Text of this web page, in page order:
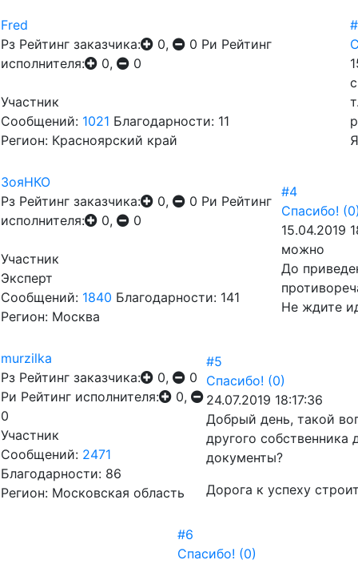
Fred
Рз Рейтинг заказчика: 0, 0 Ри Рейтинг
исполнителя:
0, 0
Участник
Сообщений: 1021 Благодарности: 11
Регион: Красноярский край
ЗояНКО
Рз Рейтинг заказчика: 0, 0 Ри Рейтинг
исполнителя:
0, 0
Участник
Эксперт
Сообщений: 1840 Благодарности: 141
Регион: Москва
#4
Спасибо!
15.04.2019
можно
До
Не ждите
murzilka
Рз Рейтинг заказчика: 0,
0
Ри Рейтинг исполнителя:
0,
0
Участник
Сообщений: 2471
Благодарности: 86
Регион: Московская область
#5
Спасибо! (0)
24.07.2019 18:17:36
Добрый день, такой
другого
документы?
Дорога к успеху
#6
Спасибо! (0)